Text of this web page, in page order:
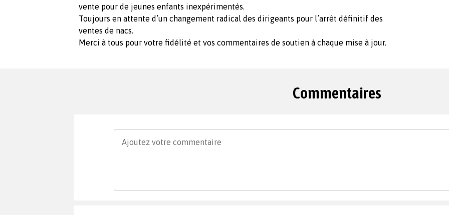
vente pour de jeunes enfants inexpérimentés.
Toujours en attente d’un changement radical des dirigeants pour l’arrêt définitif des
ventes de nacs.
Merci à tous pour votre fidélité et vos commentaires de soutien à chaque mise à jour.
Commentaires